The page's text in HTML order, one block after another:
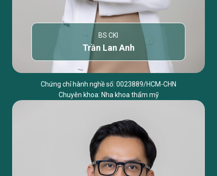
BS CKI
Trần Lan Anh
Chứng chỉ hành nghề số: 0023889/HCM-CHN
Chuyên khoa: Nha khoa thẩm mỹ